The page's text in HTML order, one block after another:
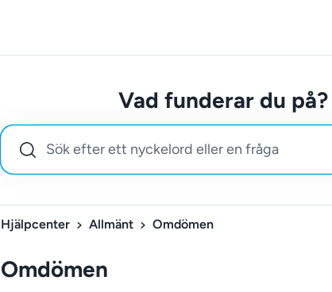
Vad funderar du på?
Hjälpcenter Allmänt Omdömen
Omdömen